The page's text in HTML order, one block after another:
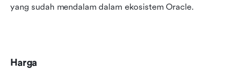
yang sudah mendalam dalam ekosistem Oracle.
Harga